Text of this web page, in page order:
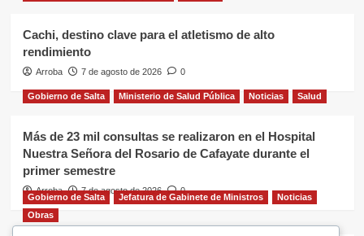
Cachi, destino clave para el atletismo de alto
rendimiento
Arroba 7 de agosto de 2026 0
Gobierno de Salta Ministerio de Salud Pública Noticias Salud
Más de 23 mil consultas se realizaron en el Hospital
Nuestra Señora del Rosario de Cafayate durante el
primer semestre
Arroba 7 de agosto de 2026 0
Gobierno de Salta Jefatura de Gabinete de Ministros
Noticias
Obras